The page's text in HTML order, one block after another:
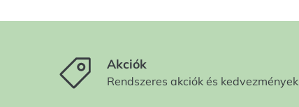
Akciók
Rendszeres akciók és kedvezmények